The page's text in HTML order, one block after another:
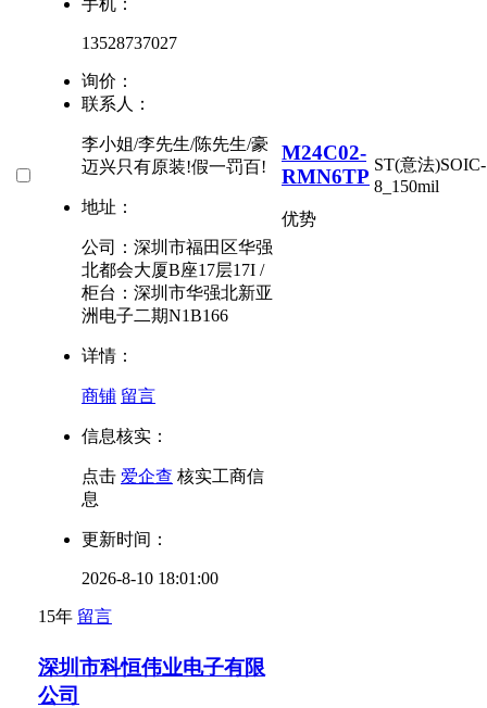
手机：
13528737027
询价：
联系人：
李小姐/李先生/陈先生/豪
迈兴只有原装!假一罚百!
地址：
公司：深圳市福田区华强
北都会大厦B座17层17I /
柜台：深圳市华强北新亚
洲电子二期N1B166
详情：
商铺 留言
信息核实：
点击 爱企查 核实工商信
息
更新时间：
2026-8-10 18:01:00
15年 留言
M24C02-
RMN6TP
优势
ST(意法)SOIC-
8_150mil
深圳市科恒伟业电子有限
公司